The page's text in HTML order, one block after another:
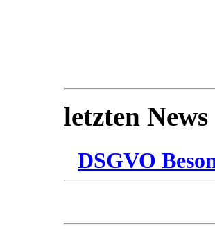
letzten News
DSGVO